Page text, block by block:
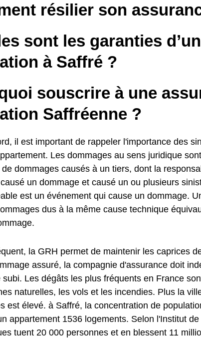
résilier son
sont les garanties
à Saffré ?
souscrire à une
Saffréenne ?
il est important de rappeler l'importance des
Les dommages au sens juridique
dommages causés à un tiers, dont la
un dommage et causé un ou plusieurs
est un événement qui cause un dommage.
dus à la même cause technique
la GRH permet de maintenir les caprices
assuré, la compagnie d'assurance doit
subi. Les dégâts les plus fréquents en France
naturelles, les vols et les incendies. Plus la
est élevé. à Saffré, la concentration de
appartement 1536 logements. Selon l'Institut
tuent 20 000 personnes et en blessent 11